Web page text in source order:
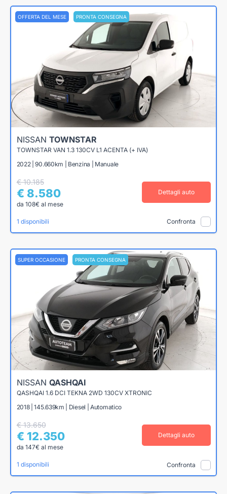
OFFERTA DEL MESE PRONTA CONSEGNA
NISSAN TOWNSTAR
TOWNSTAR VAN 1.3 130CV L1 ACENTA (+ IVA)
2022 | 90.660km | Benzina | Manuale
€ 10.185
€ 8.580
da 108€ al mese
Dettagli auto
1 disponibili Confronta
SUPER OCCASIONE PRONTA CONSEGNA
NISSAN QASHQAI
QASHQAI 1.6 DCI TEKNA 2WD 130CV XTRONIC
2018 | 145.639km | Diesel | Automatico
€ 13.650
€ 12.350
da 147€ al mese
Dettagli auto
1 disponibili Confronta